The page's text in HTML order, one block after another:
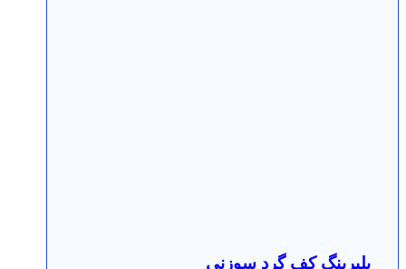
بلبرینگ کف گرد سوزنی